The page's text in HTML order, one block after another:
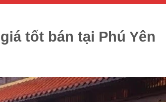
tốt bán tại Phú Yên